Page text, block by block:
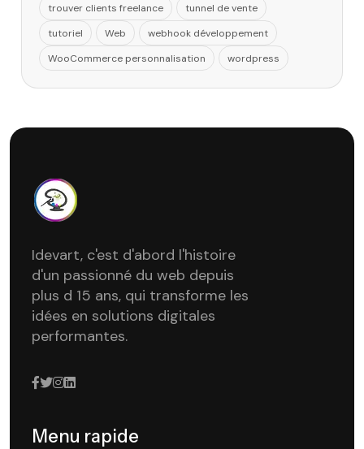
trouver clients freelance
tunnel de vente
tutoriel
Web
webhook développement
WooCommerce personnalisation
wordpress
Idevart, c'est d'abord l'histoire
d'un passionné du web depuis
plus d 15 ans, qui transforme les
idées en solutions digitales
performantes.
Menu rapide